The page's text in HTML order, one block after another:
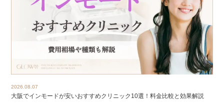
2026.08.07
大阪でインモードが安いおすすめクリニック10選！料金比較と効果解説